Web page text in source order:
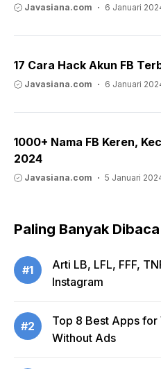
Javasiana.com 6 Januari
17 Cara Hack Akun FB
Javasiana.com 6 Januari
1000+ Nama FB Keren,
2024
Javasiana.com 5 Januari
Paling Banyak Dibaca
#1
Arti LB, LFL, FFF,
Instagram
#2
Top 8 Best Apps for
Without Ads